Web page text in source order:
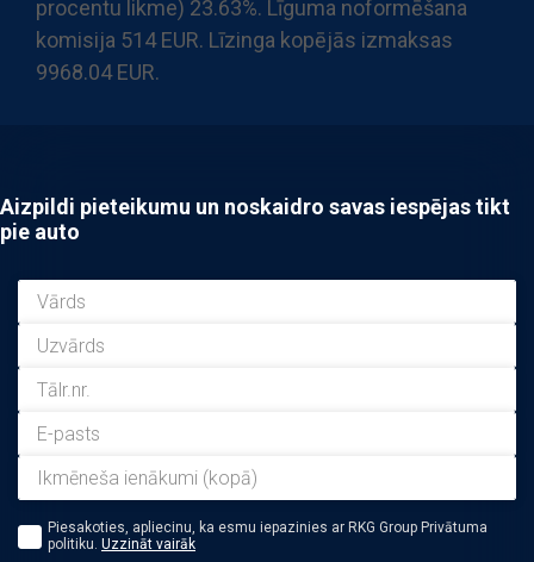
procentu likme) 23.63%. Līguma noformēšana
komisija 514 EUR. Līzinga kopējās izmaksas
9968.04 EUR.
Aizpildi pieteikumu un noskaidro savas iespējas tikt
pie auto
Piesakoties, apliecinu, ka esmu iepazinies ar RKG Group Privātuma
politiku. Uzzināt vairāk